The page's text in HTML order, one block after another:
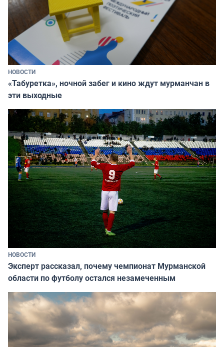
НОВОСТИ
«Табуретка», ночной забег и кино ждут мурманчан в
эти выходные
НОВОСТИ
Эксперт рассказал, почему чемпионат Мурманской
области по футболу остался незамеченным